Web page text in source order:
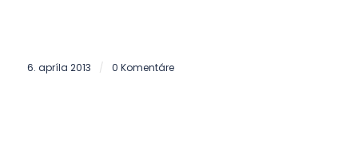
6. apríla 2013 / 0 Komentáre